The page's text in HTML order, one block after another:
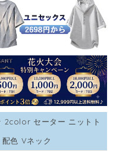
2color セーター ニットト
色 Vネック